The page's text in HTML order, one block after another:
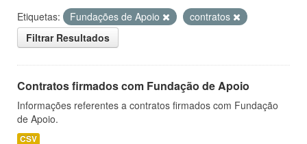
Etiquetas: Fundações de Apoio
contratos
Filtrar Resultados
Contratos firmados com Fundação de Apoio
Informações referentes a contratos firmados com Fundação
de Apoio.
CSV